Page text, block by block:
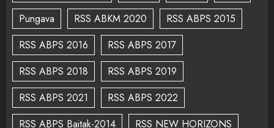
Pungava
RSS ABKM 2020
RSS ABPS 2015
RSS ABPS 2016
RSS ABPS 2017
RSS ABPS 2018
RSS ABPS 2019
RSS ABPS 2021
RSS ABPS 2022
RSS ABPS Baitak-2014
RSS NEW HORIZONS